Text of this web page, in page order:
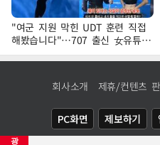
광
"여군 지원 막힌 UDT 훈련 직접
해봤습니다"…707 출신 女유튜버
'완벽 소화'
회사소개 제휴/컨텐츠
PC화면 제보하기